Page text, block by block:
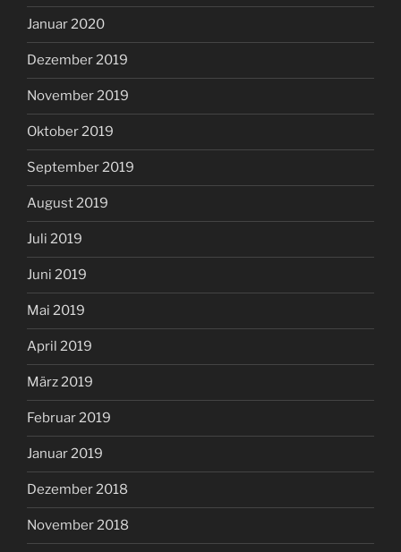
Januar 2020
Dezember 2019
November 2019
Oktober 2019
September 2019
August 2019
Juli 2019
Juni 2019
Mai 2019
April 2019
März 2019
Februar 2019
Januar 2019
Dezember 2018
November 2018